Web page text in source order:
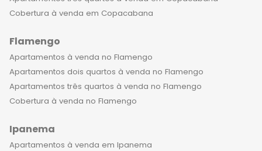
Cobertura à venda em Copacabana
Flamengo
Apartamentos à venda no Flamengo
Apartamentos dois quartos à venda no Flamengo
Apartamentos três quartos à venda no Flamengo
Cobertura à venda no Flamengo
Ipanema
Apartamentos à venda em Ipanema